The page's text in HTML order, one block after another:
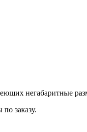
негабаритные
заказу.